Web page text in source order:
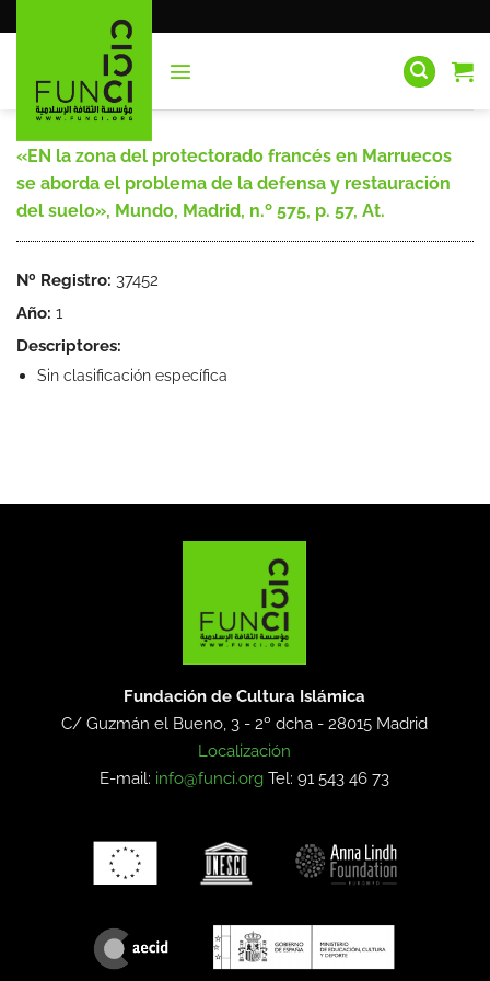
al
«EN la zona del protectorado francés en Marruecos
se aborda el problema de la defensa y restauración
del suelo», Mundo, Madrid, n.º 575, p. 57, At.
Nº Registro: 37452
Año: 1
Descriptores:
Sin clasificación específica
Fundación de Cultura Islámica
C/ Guzmán el Bueno, 3 - 2º dcha -28015 Madrid
Localización
E-mail: info@funci.org Tel: 91 543 46 73